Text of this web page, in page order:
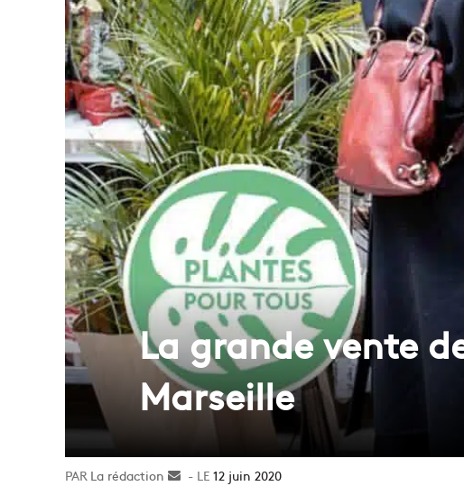
La grande vente
Marseille
La rédaction
Envoyer12 juin 2020